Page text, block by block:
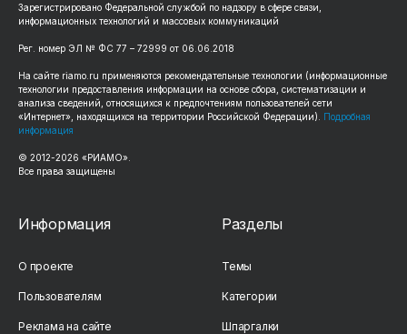
Зарегистрировано Федеральной службой по надзору в сфере связи,
информационных технологий и массовых коммуникаций
Рег. номер ЭЛ № ФС 77 – 72999 от 06.06.2018
На сайте riamo.ru применяются рекомендательные технологии (информационные
технологии предоставления информации на основе сбора, систематизации и
анализа сведений, относящихся к предпочтениям пользователей сети
«Интернет», находящихся на территории Российской Федерации). Подробная
информация
© 2012-2026 «РИАМО».
Все права защищены
Информация
О проекте
Пользователям
Реклама на сайте
Разделы
Темы
Категории
Шпаргалки